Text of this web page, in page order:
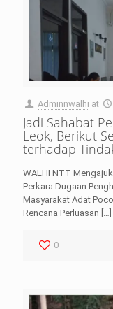
Adminnwalhi at
Jadi Sahabat
Leok, Berikut
terhadap
WALHI NTT
Perkara Dugaan
Masyarakat Adat
Rencana Perluasan
0